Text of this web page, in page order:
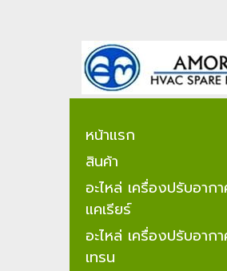
หน้าแรก
สินค้า
อะไหล่ เครื่องปรับอาก
แคเรียร์
อะไหล่ เครื่องปรับอาก
เทรน